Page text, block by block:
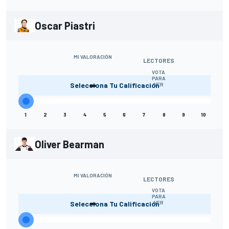
Oscar Piastri
MI VALORACIÓN
-
LECTORES
VOTA
PARA
VER
Selecciona Tu Calificación
1 2 3 4 5 6 7 8 9 10
Oliver Bearman
MI VALORACIÓN
-
LECTORES
VOTA
PARA
VER
Selecciona Tu Calificación